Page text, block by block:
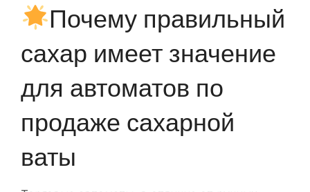
Почему правильный
сахар имеет значение
для автоматов по
продаже сахарной
ваты